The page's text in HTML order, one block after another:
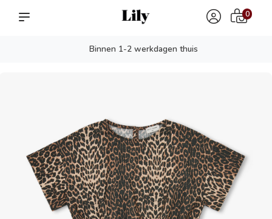
Binnen 1-2 werkdagen thuis
0